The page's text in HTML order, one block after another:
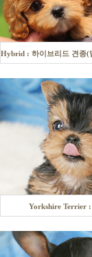
Yorkshire Terrier